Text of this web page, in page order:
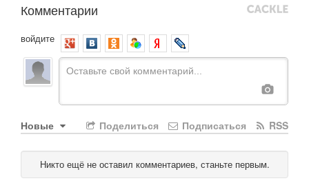
Комментарии
войдите
Новые RSS
Подписаться
Поделиться
Никто ещё не оставил комментариев, станьте первым.